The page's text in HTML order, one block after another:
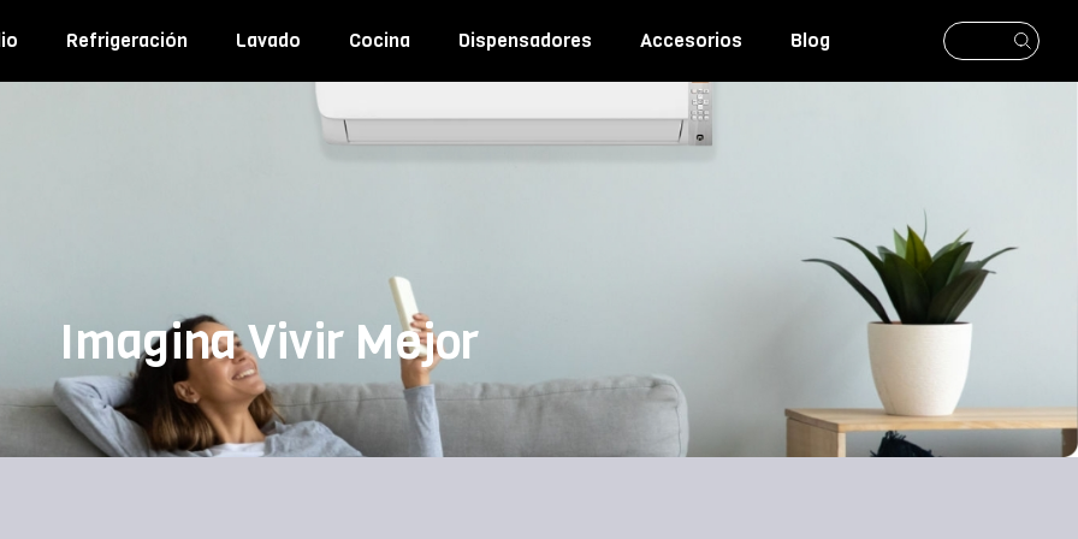
Refrigeración Lavado Cocina Dispensadores Accesorios Blog
Imagina Vivir Mejor